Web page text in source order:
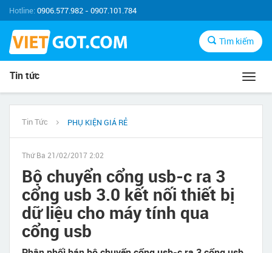
Hotline:0906.577.982 - 0907.101.784
Tìm kiếm
Tin tức
Tin Tức PHỤ KIỆN GIÁ RẺ
Thứ Ba 21/02/2017 2:02
Bộ chuyển cổng usb-c ra 3
cổng usb 3.0 kết nối thiết bị
dữ liệu cho máy tính qua
cổng usb